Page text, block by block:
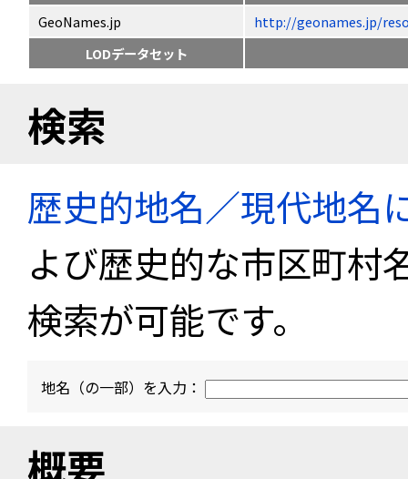
GeoNames.jp
http://geonames.jp/
LODデータセット
検索
歴史的地名／現代地名
よび歴史的な市区町村
検索が可能です。
地名（の一部）を入力：
概要